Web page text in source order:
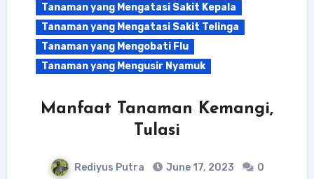
Tanaman yang Mengatasi Sakit Kepala
Tanaman yang Mengatasi Sakit Telinga
Tanaman yang Mengobati Flu
Tanaman yang Mengusir Nyamuk
Manfaat Tanaman Kemangi,
Tulasi
Rediyus Putra June 17, 2023
0